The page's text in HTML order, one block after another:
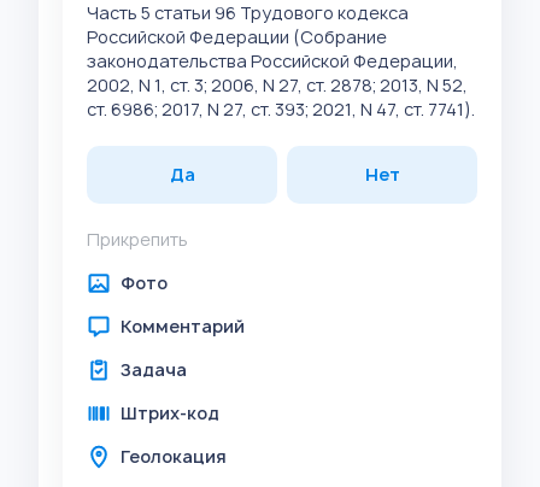
Часть 5 статьи 96 Трудового кодекса
Российской Федерации (Собрание
законодательства Российской Федерации,
2002, N 1, ст. 3; 2006, N 27, ст. 2878; 2013, N 52,
ст. 6986; 2017, N 27, ст. 393; 2021, N 47, ст. 7741).
Да Нет
Прикрепить
Фото
Комментарий
Задача
Штрих-код
Геолокация